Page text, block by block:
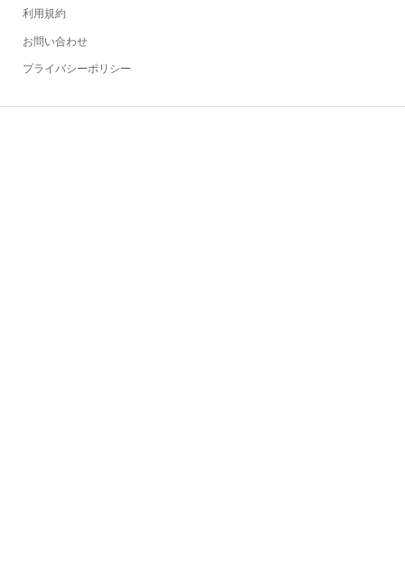
利用規約
お問い合わせ
プライバシーポリシー